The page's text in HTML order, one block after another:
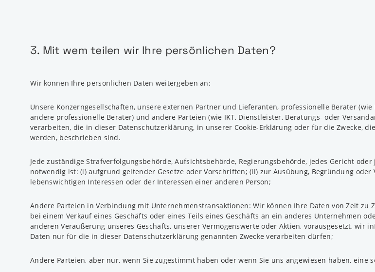
3. Mit wem teilen wir Ihre persönlichen Daten?
Wir können Ihre persönlichen Daten weitergeben an:
Unsere Konzerngesellschaften, unsere externen Partner und Lieferanten, professionelle Berater
andere professionelle Berater) und andere Parteien (wie IKT, Dienstleister, Beratungs- oder
verarbeiten, die in dieser Datenschutzerklärung, in unserer Cookie-Erklärung oder für die Zwecke,
werden, beschrieben sind.
Jede zuständige Strafverfolgungsbehörde, Aufsichtsbehörde, Regierungsbehörde, jedes Gericht
notwendig ist: (i) aufgrund geltender Gesetze oder Vorschriften; (ii) zur Ausübung, Begründung
lebenswichtigen Interessen oder der Interessen einer anderen Person;
Andere Parteien in Verbindung mit Unternehmenstransaktionen: Wir können Ihre Daten von Zeit zu
bei einem Verkauf eines Geschäfts oder eines Teils eines Geschäfts an ein anderes Unternehmen
anderen Veräußerung unseres Geschäfts, unserer Vermögenswerte oder Aktien, vorausgesetzt, wir
Daten nur für die in dieser Datenschutzerklärung genannten Zwecke verarbeiten dürfen;
Andere Parteien, aber nur, wenn Sie zugestimmt haben oder wenn Sie uns angewiesen haben, eine